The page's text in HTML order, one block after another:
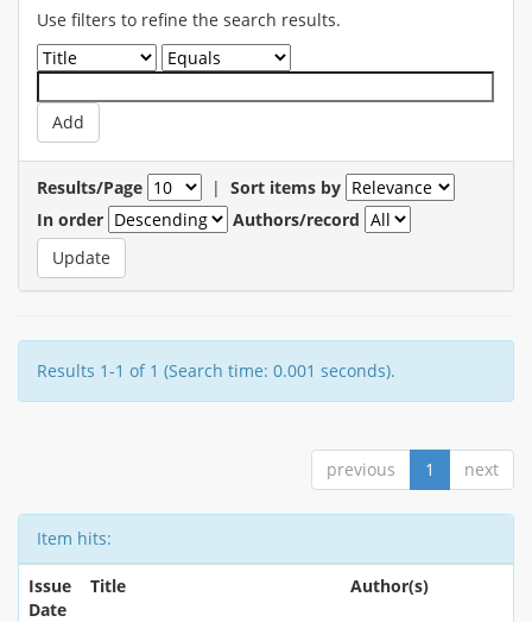
Use filters to refine the search results.
Results/Page | Sort items by
In order
Authors/record
Results 1-1 of 1 (Search time: 0.001 seconds).
previous 1 next
Item hits:
Issue
Date
Title Author(s)